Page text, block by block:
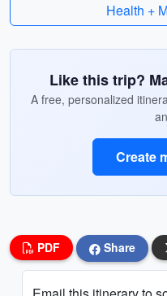
Health +
Like this trip?
A free, personalized
Create
PDF Share